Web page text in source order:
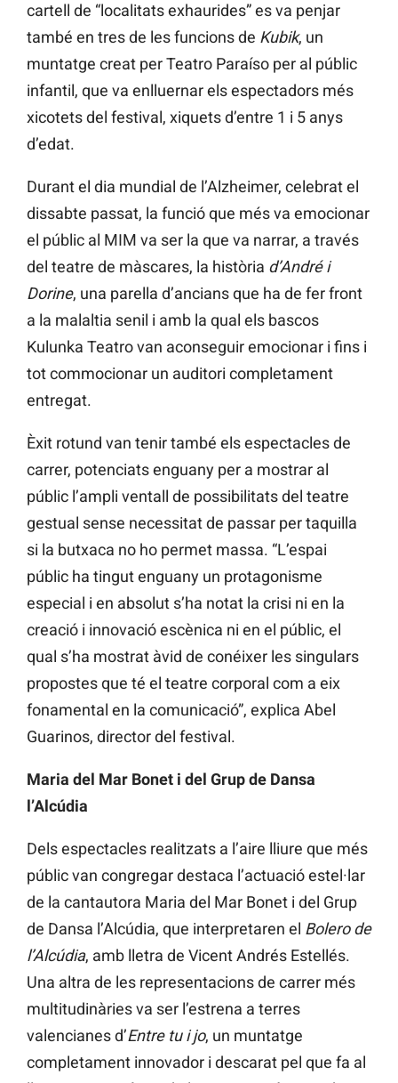
cartell de “localitats exhaurides” es va penjar
també en tres de les funcions de Kubik, un
muntatge creat per Teatro Paraíso per al públic
infantil, que va enlluernar els espectadors més
xicotets del festival, xiquets d’entre 1 i 5 anys
d’edat.
Durant el dia mundial de l’Alzheimer, celebrat el
dissabte passat, la funció que més va emocionar
el públic al MIM va ser la que va narrar, a través
del teatre de màscares, la història d’André i
Dorine, una parella d’ancians que ha de fer front
a la malaltia senil i amb la qual els bascos
Kulunka Teatro van aconseguir emocionar i fins i
tot commocionar un auditori completament
entregat.
Èxit rotund van tenir també els espectacles de
carrer, potenciats enguany per a mostrar al
públic l’ampli ventall de possibilitats del teatre
gestual sense necessitat de passar per taquilla
si la butxaca no ho permet massa. “L’espai
públic ha tingut enguany un protagonisme
especial i en absolut s’ha notat la crisi ni en la
creació i innovació escènica ni en el públic, el
qual s’ha mostrat àvid de conéixer les singulars
propostes que té el teatre corporal com a eix
fonamental en la comunicació”, explica Abel
Guarinos, director del festival.
Maria del Mar Bonet i del Grup de Dansa
l’Alcúdia
Dels espectacles realitzats a l’aire lliure que més
públic van congregar destaca l’actuació estel·lar
de la cantautora Maria del Mar Bonet i del Grup
de Dansa l’Alcúdia, que interpretaren el Bolero de
l’Alcúdia, amb lletra de Vicent Andrés Estellés.
Una altra de les representacions de carrer més
multitudinàries va ser l’estrena a terres
valencianes d’Entre tu i jo, un muntatge
completament innovador i descarat pel que fa al